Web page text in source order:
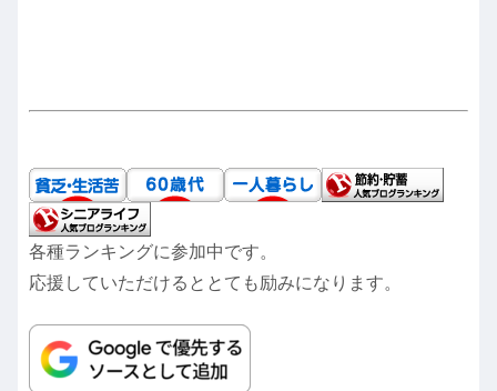
各種ランキングに参加中です。
応援していただけるととても励みになります。